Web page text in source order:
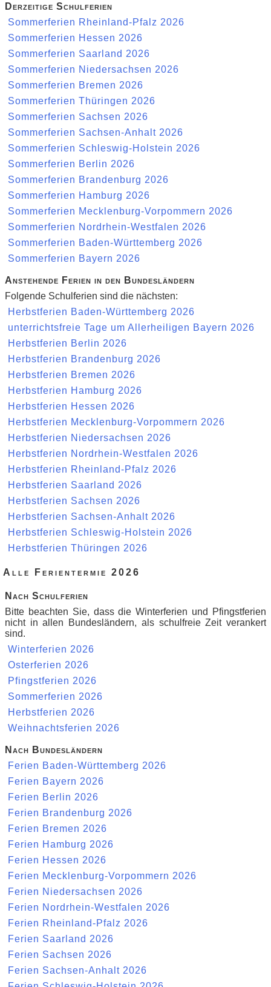
Derzeitige Schulferien
Sommerferien Rheinland-Pfalz 2026
Sommerferien Hessen 2026
Sommerferien Saarland 2026
Sommerferien Niedersachsen 2026
Sommerferien Bremen 2026
Sommerferien Thüringen 2026
Sommerferien Sachsen 2026
Sommerferien Sachsen-Anhalt 2026
Sommerferien Schleswig-Holstein 2026
Sommerferien Berlin 2026
Sommerferien Brandenburg 2026
Sommerferien Hamburg 2026
Sommerferien Mecklenburg-Vorpommern 2026
Sommerferien Nordrhein-Westfalen 2026
Sommerferien Baden-Württemberg 2026
Sommerferien Bayern 2026
Anstehende Ferien in den Bundesländern
Folgende Schulferien sind die nächsten:
Herbstferien Baden-Württemberg 2026
unterrichtsfreie Tage um Allerheiligen Bayern 2026
Herbstferien Berlin 2026
Herbstferien Brandenburg 2026
Herbstferien Bremen 2026
Herbstferien Hamburg 2026
Herbstferien Hessen 2026
Herbstferien Mecklenburg-Vorpommern 2026
Herbstferien Niedersachsen 2026
Herbstferien Nordrhein-Westfalen 2026
Herbstferien Rheinland-Pfalz 2026
Herbstferien Saarland 2026
Herbstferien Sachsen 2026
Herbstferien Sachsen-Anhalt 2026
Herbstferien Schleswig-Holstein 2026
Herbstferien Thüringen 2026
Alle Ferientermie 2026
Nach Schulferien
Bitte beachten Sie, dass die Winterferien und Pfingstferien
nicht in allen Bundesländern, als schulfreie Zeit verankert
sind.
Winterferien 2026
Osterferien 2026
Pfingstferien 2026
Sommerferien 2026
Herbstferien 2026
Weihnachtsferien 2026
Nach Bundesländern
Ferien Baden-Württemberg 2026
Ferien Bayern 2026
Ferien Berlin 2026
Ferien Brandenburg 2026
Ferien Bremen 2026
Ferien Hamburg 2026
Ferien Hessen 2026
Ferien Mecklenburg-Vorpommern 2026
Ferien Niedersachsen 2026
Ferien Nordrhein-Westfalen 2026
Ferien Rheinland-Pfalz 2026
Ferien Saarland 2026
Ferien Sachsen 2026
Ferien Sachsen-Anhalt 2026